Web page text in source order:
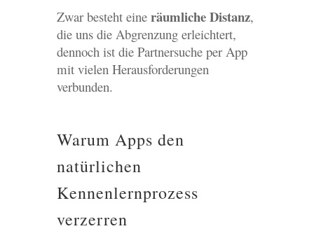
Zwar besteht eine räumliche Distanz,
die uns die Abgrenzung erleichtert,
dennoch ist die Partnersuche per App
mit vielen Herausforderungen
verbunden.
Warum Apps den
natürlichen
Kennenlernprozess
verzerren